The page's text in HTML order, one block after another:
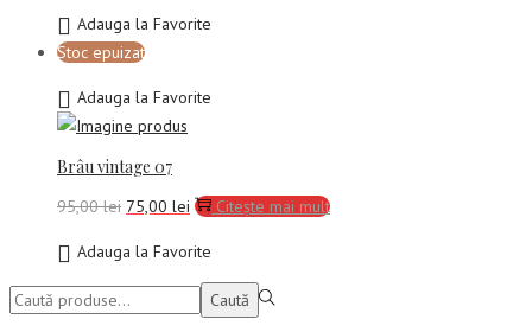
a
fost:
95,00 lei.
este:
Adauga la Favorite
Stoc epuizat
Adauga la Favorite
Brâu vintage 07
95,00lei Prețul
a
fost:
95,00 lei.
75,00 lei Prețul
este:
75,00 lei.
Citește mai mult
Adauga la Favorite
Caută:> Caută